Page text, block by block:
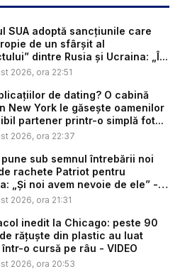
SUA adoptă sancțiunile care
de un sfârșit al
dintre Rusia și Ucraina: „Î...
2026, ora 22:51
de dating? O cabină
New York le găsește oamenilor
partener printr-o simplă fot...
2026, ora 22:37
pune sub semnul întrebării noi
rachete Patriot pentru
„Și noi avem nevoie de ele” -
2026, ora 21:31
inedit la Chicago: peste 90
rățuște din plastic au luat
o cursă pe râu - VIDEO
2026, ora 20:53